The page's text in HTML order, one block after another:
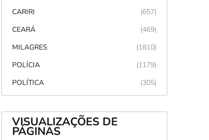
CARIRI
(657)
CEARÁ
(469)
MILAGRES
(1810)
POLÍCIA
(1179)
POLÍTICA
(305)
VISUALIZAÇÕES DE
PÁGINAS